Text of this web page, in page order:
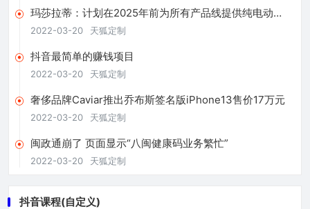
玛莎拉蒂：计划在2025年前为所有产品线提供纯电动版
本车型
2022-03-20 天狐定制
抖音最简单的赚钱项目
2022-03-20 天狐定制
奢侈品牌Caviar推出乔布斯签名版iPhone13售价17万元
2022-03-20 天狐定制
闽政通崩了 页面显示“八闽健康码业务繁忙”
2022-03-20 天狐定制
抖音课程(自定义)